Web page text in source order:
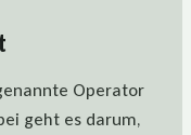
Operator
geht es darum,